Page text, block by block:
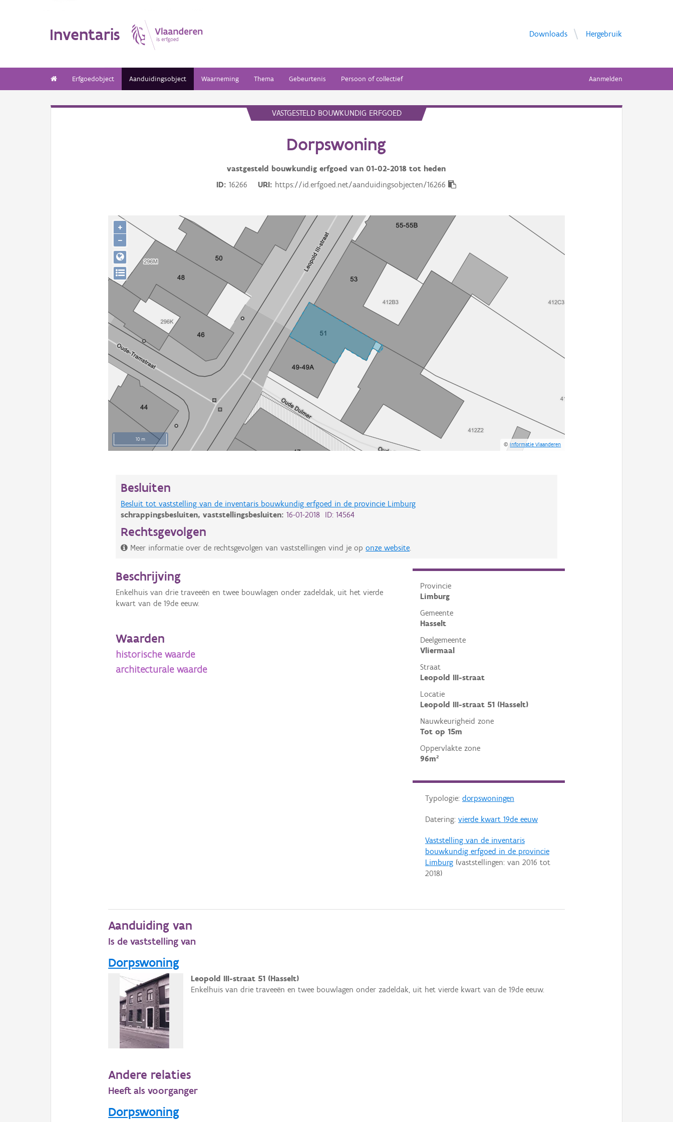
Inventaris Downloads Hergebruik
Erfgoedobject Aanduidingsobject Waarneming Thema Gebeurtenis Persoon of collectief Aanmelden
VASTGESTELD BOUWKUNDIG ERFGOED
Dorpswoning
vastgesteld bouwkundig erfgoed van01-02-2018 tot heden
ID
16266 URI https://id.erfgoed.net/aanduidingsobjecten/16266
10 m
©Informatie Vlaanderen
+
−
Besluiten
Besluit tot vaststelling van de inventaris bouwkundig erfgoed in de provincie Limburg
schrappingsbesluiten,vaststellingsbesluiten:16-01-2018 ID: 14564
Rechtsgevolgen
Meer informatie over de rechtsgevolgen van vaststellingen vind je oponze website.
Provincie
Limburg
Gemeente
Hasselt
Deelgemeente
Vliermaal
Straat
Leopold III-straat
Locatie
Leopold III-straat 51 (Hasselt)
Nauwkeurigheid zone
Tot op 15m
Oppervlakte zone
96m²
Typologie: dorpswoningen
Datering: vierde kwart 19de eeuw
Vaststelling van de inventaris
bouwkundig erfgoed in de provincie
Limburg(vaststellingen: van 2016 tot
2018)
Beschrijving
Enkelhuis van drie traveeën en twee bouwlagen onder zadeldak, uit het vierde
kwart van de 19de eeuw.
Waarden
historische waarde
architecturale waarde
Aanduiding van
Is de vaststelling van
Dorpswoning
Leopold III-straat 51 (Hasselt)
Enkelhuis van drie traveeën en twee bouwlagen onder zadeldak, uit het vierde kwart van de 19de eeuw.
Andere relaties
Heeft als voorganger
Dorpswoning